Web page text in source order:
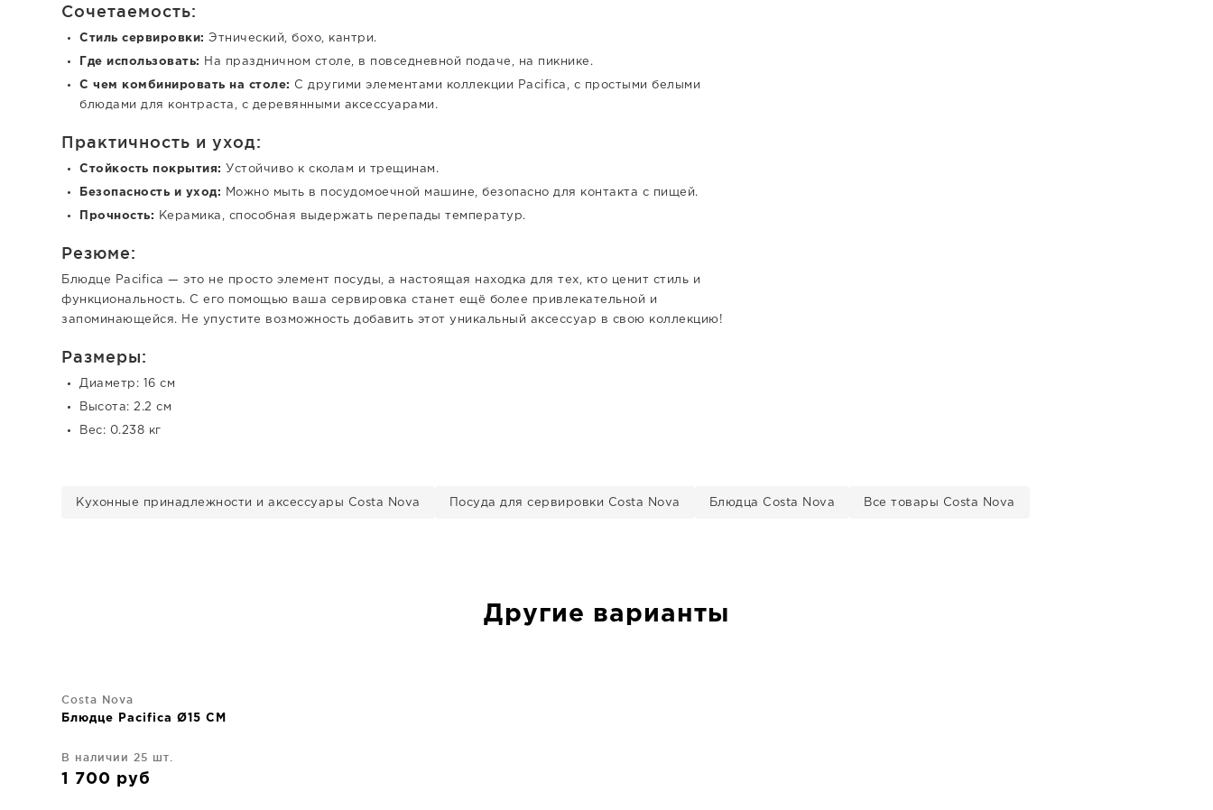
Сочетаемость:
Стиль сервировки: Этнический, бохо, кантри.
Где использовать: На праздничном столе, в повседневной подаче, на пикнике.
С чем комбинировать на столе:
С другими элементами коллекции Pacifica, с простыми белыми
блюдами для контраста, с деревянными аксессуарами.
Практичность и уход:
Стойкость покрытия: Устойчиво к сколам и трещинам.
Безопасность и уход: Можно мыть в посудомоечной машине, безопасно для контакта с пищей.
Прочность: Керамика, способная выдержать перепады температур.
Резюме:
Блюдце Pacifica — это не просто элемент посуды, а настоящая находка для тех, кто ценит стиль и
функциональность. С его помощью ваша сервировка станет ещё более привлекательной и
запоминающейся. Не упустите возможность добавить этот уникальный аксессуар в свою коллекцию!
Размеры:
Диаметр: 16 см
Высота: 2.2 см
Вес: 0.238 кг
Кухонные принадлежности и аксессуары Costa Nova Посуда для сервировки Costa Nova Блюдца Costa Nova Все товары Costa Nova
Другие варианты
Costa Nova
Блюдце Pacifica Ø15 CM
В наличии 25 шт.
1 700 руб